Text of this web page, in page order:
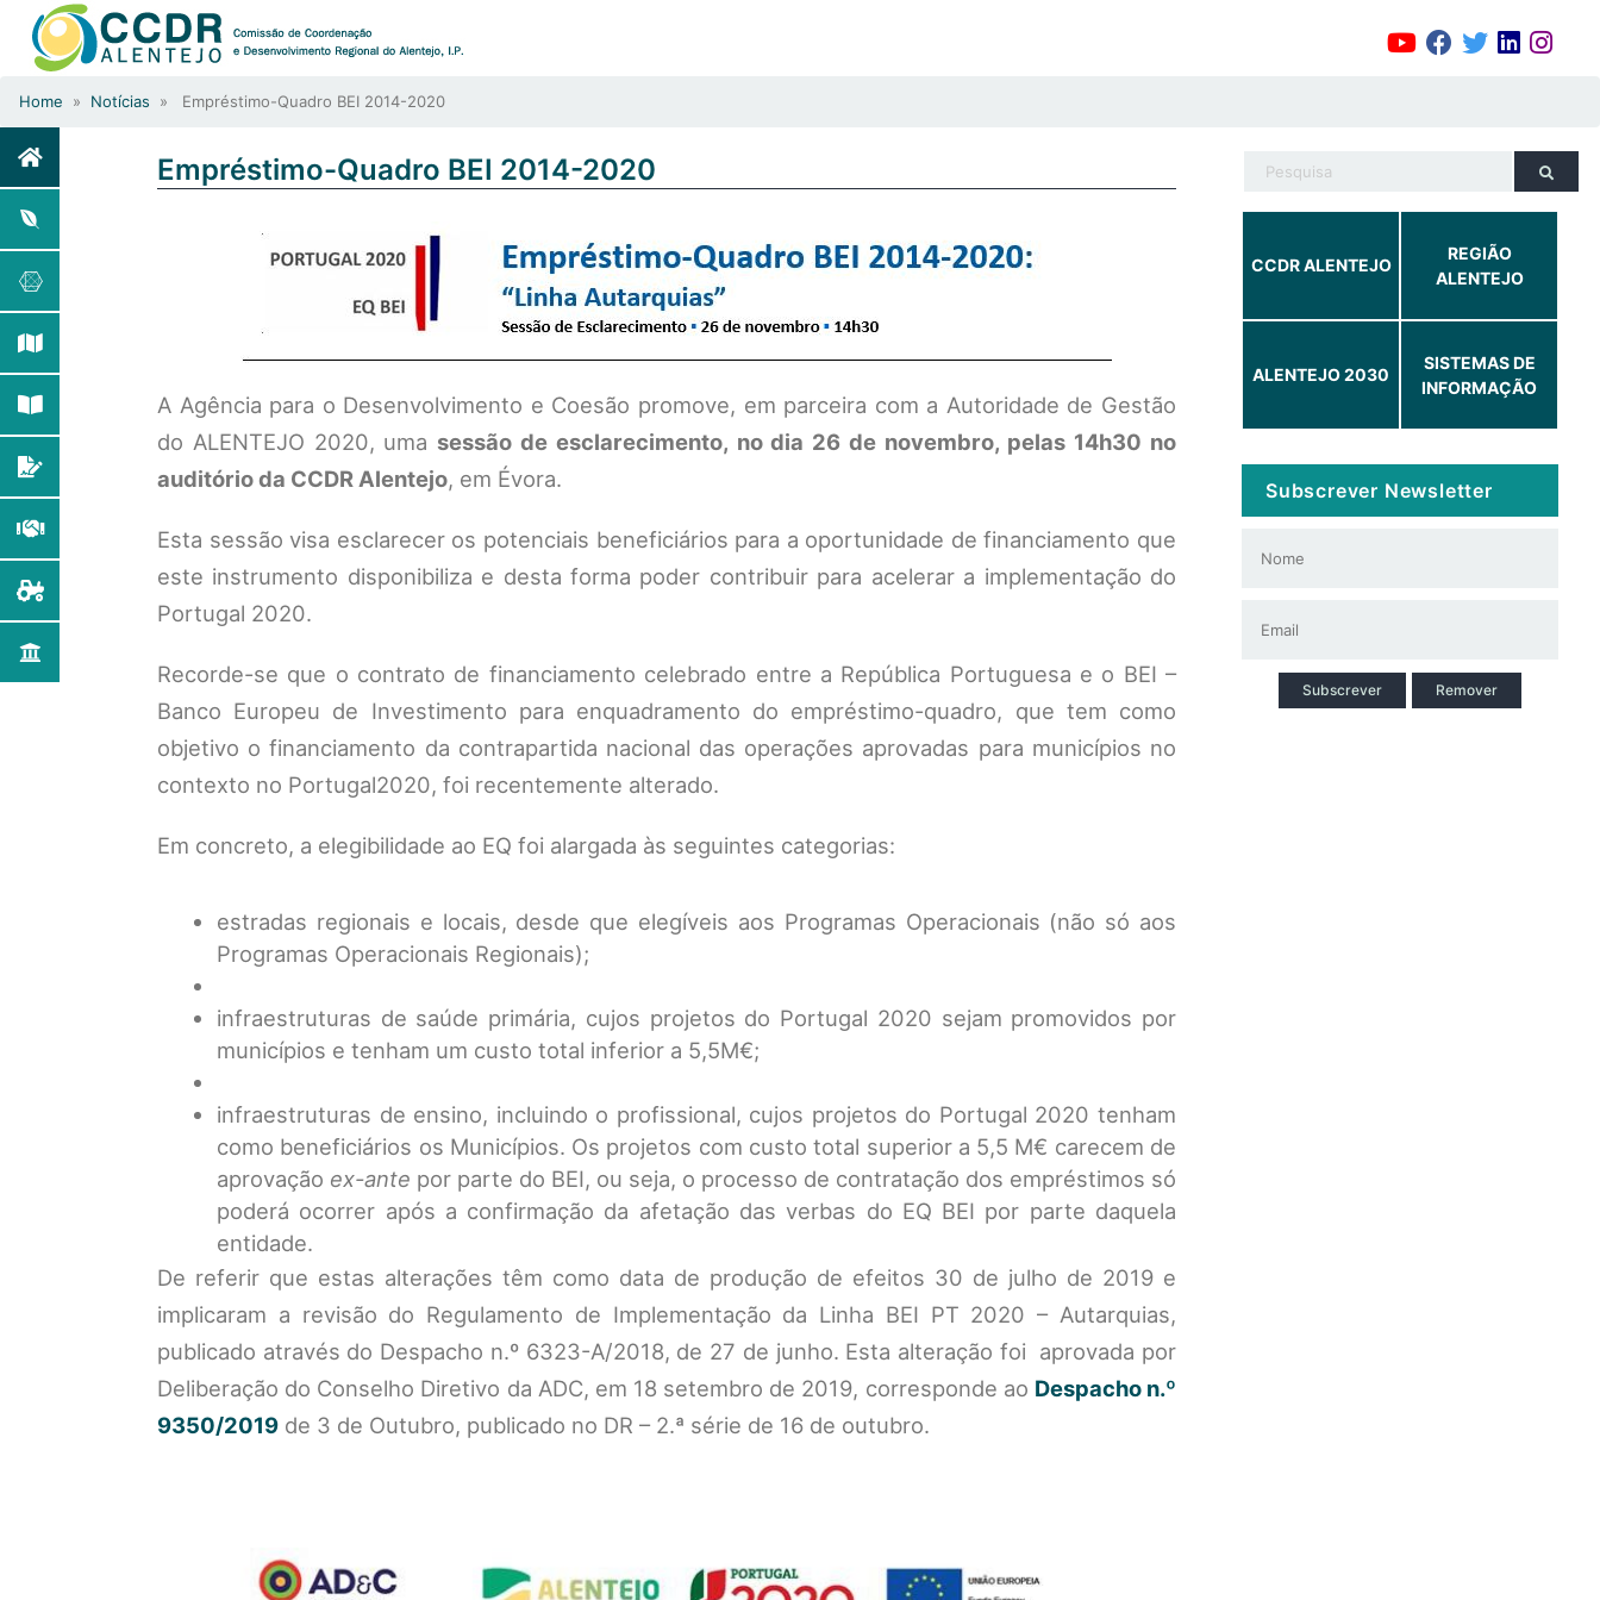
Home » Notícias » Empréstimo-Quadro BEI 2014-2020
Empréstimo-Quadro BEI 2014-2020
A Agência para o Desenvolvimento e Coesão promove, em parceira com a Autoridade de Gestão
do ALENTEJO 2020, umasessão de esclarecimento, no dia 26 de novembro, pelas 14h30 no
auditório da CCDR Alentejo, em Évora.
Esta sessão visa esclarecer os potenciais beneficiários para a oportunidade de financiamento que
este instrumento disponibiliza e desta forma poder contribuir para acelerar a implementação do
Portugal 2020.
Recorde-se que o contrato de financiamento celebrado entre a República Portuguesa e o BEI –
Banco Europeu de Investimento para enquadramento do empréstimo-quadro, que tem como
objetivo o financiamento da contrapartida nacional das operações aprovadas para municípios no
contexto no Portugal2020, foi recentemente alterado.
Em concreto, a elegibilidade ao EQ foi alargada às seguintes categorias:
estradas regionais e locais, desde que elegíveis aos Programas Operacionais (não só aos
Programas Operacionais Regionais);
infraestruturas de saúde primária, cujos projetos do Portugal 2020 sejam promovidos por
municípios e tenham um custo total inferior a 5,5M€;
infraestruturas de ensino, incluindo o profissional, cujos projetos do Portugal 2020 tenham
como beneficiários os Municípios. Os projetos com custo total superior a 5,5 M€ carecem de
aprovação ex-ante por parte do BEI, ou seja, o processo de contratação dos empréstimos só
poderá ocorrer após a confirmação da afetação das verbas do EQ BEI por parte daquela
entidade.
De referir que estas alterações têm como data de produção de efeitos 30 de julho de 2019 e
implicaram a revisão do Regulamento de Implementação da Linha BEI PT 2020 – Autarquias,
publicado através do Despacho n.º 6323-A/2018, de 27 de junho. Esta alteração foi aprovada por
Deliberação do Conselho Diretivo da ADC, em 18 setembro de 2019, corresponde ao Despacho n.º
9350/2019 de 3 de Outubro, publicado no DR – 2.ª série de 16 de outubro.
CCDR ALENTEJO
REGIÃO
ALENTEJO
ALENTEJO 2030
SISTEMAS DE
INFORMAÇÃO
Subscrever Newsletter
Subscrever Remover